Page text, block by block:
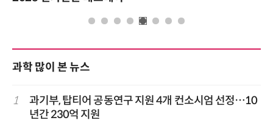
과학 많이 본 뉴스
1
과기부, 탑티어 공동연구 지원 4개 컨소시엄 선정…10
년간 230억 지원